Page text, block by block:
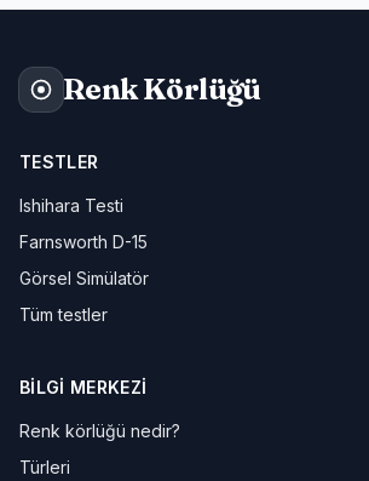
Renk Körlüğü
TESTLER
Ishihara Testi
Farnsworth D-15
Görsel Simülatör
Tüm testler
BILGI MERKEZI
Renk körlüğü nedir?
Türleri